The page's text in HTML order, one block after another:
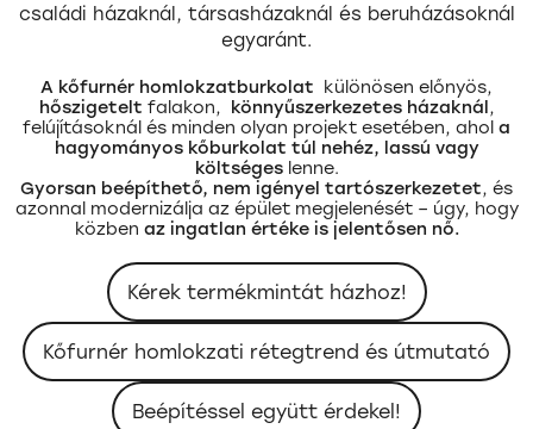
családi házaknál, társasházaknál és beruházásoknál
egyaránt.
A kőfurnér homlokzatburkolat különösen előnyös,
hőszigetelt falakon, könnyűszerkezetes házaknál,
felújításoknál és minden olyan projekt esetében, ahol a
hagyományos kőburkolat túl nehéz, lassú vagy
költségeslenne.
Gyorsan beépíthető, nem igényel tartószerkezetet, és
azonnal modernizálja az épület megjelenését – úgy, hogy
közben az ingatlan értéke is jelentősen nő.
Kérek termékmintát házhoz!
Kőfurnér homlokzati rétegtrend és útmutató
Beépítéssel együtt érdekel!